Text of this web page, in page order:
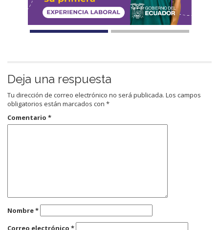
Deja una respuesta
Tu dirección de correo electrónico no será publicada. Los campos
obligatorios están marcados con *
Comentario *
Nombre*
Correo electrónico *